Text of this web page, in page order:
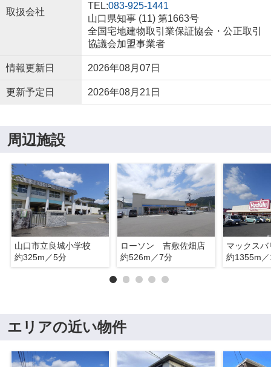
取扱会社
TEL:083-925-1441
山口県知事 (11) 第1663号
全国宅地建物取引業保証協会・公正取引
協議会加盟事業者
情報更新日 2026年08月07日
更新予定日 2026年08月21日
周辺施設
山口市立良城小学校
約325m／5分
ローソン 吉敷佐畑店
約526m／7分
約1355m
エリアの近い物件